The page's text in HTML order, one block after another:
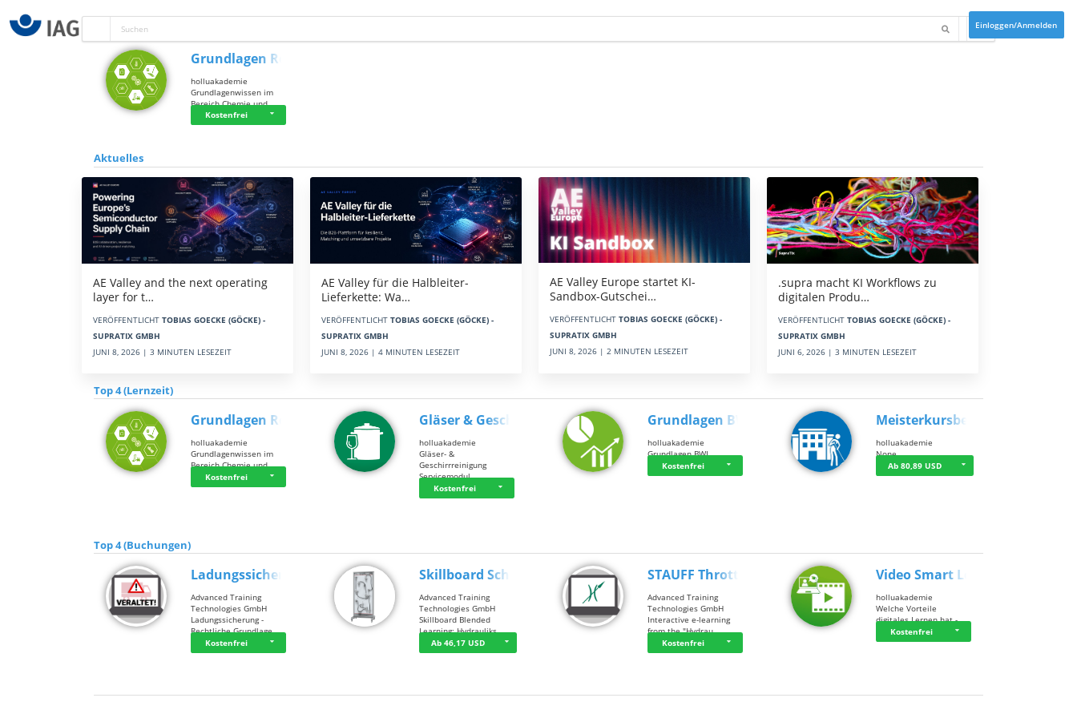
Einloggen/Anmelden
Grundlagen Rein…
holluakademie
Grundlagenwissen im
Bereich Chemie und …
Kostenfrei
Aktuelles
AE Valley and the next operating
layer for t…
VERÖFFENTLICHT TOBIAS GOECKE (GÖCKE) -
SUPRATIX GMBH
JUNI 8, 2026 | 3 MINUTEN LESEZEIT
AE Valley für die Halbleiter-
Lieferkette: Wa…
VERÖFFENTLICHT TOBIAS GOECKE (GÖCKE) -
SUPRATIX GMBH
JUNI 8, 2026 | 4 MINUTEN LESEZEIT
AE Valley Europe startet KI-
Sandbox-Gutschei…
VERÖFFENTLICHT TOBIAS GOECKE (GÖCKE) -
SUPRATIX GMBH
JUNI 8, 2026 | 2 MINUTEN LESEZEIT
.supra macht KI Workflows zu
digitalen Produ…
VERÖFFENTLICHT TOBIAS GOECKE (GÖCKE) -
SUPRATIX GMBH
JUNI 6, 2026 | 3 MINUTEN LESEZEIT
Top 4 (Lernzeit)
Grundlagen Rein…
holluakademie
Grundlagenwissen im
Bereich Chemie und …
Kostenfrei
Gläser & Geschi…
holluakademie
Gläser- &
Geschirrreinigung
Servicemodul
Kostenfrei
Grundlagen BWL
holluakademie
Grundlagen BWL
Kostenfrei
Meisterkursbegl…
holluakademie
None
Ab 80,89 USD
Top 4 (Buchungen)
Ladungssicherung
Advanced Training
Technologies GmbH
Ladungssicherung -
Rechtliche Grundlage…
Kostenfrei
Skillboard Schl…
Advanced Training
Technologies GmbH
Skillboard Blended
Learning: Hydrauliks…
Ab 46,17 USD
STAUFF Throttle…
Advanced Training
Technologies GmbH
Interactive e-learning
from the "Hydrau…
Kostenfrei
Video Smart Lea…
holluakademie
Welche Vorteile
digitales Lernen hat - …
Kostenfrei